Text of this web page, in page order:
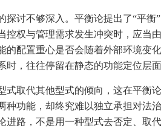
探讨不够深入。平衡论提出了“平
控权与管理需求发生冲突时，应当
的配置重心是否会随着外部环境变
时，往往停留在静态的功能定位层
式取代其他型式的倾向，这在平衡
种功能，却终究难以独立承担对法
进路，不是用一种型式去否定、取